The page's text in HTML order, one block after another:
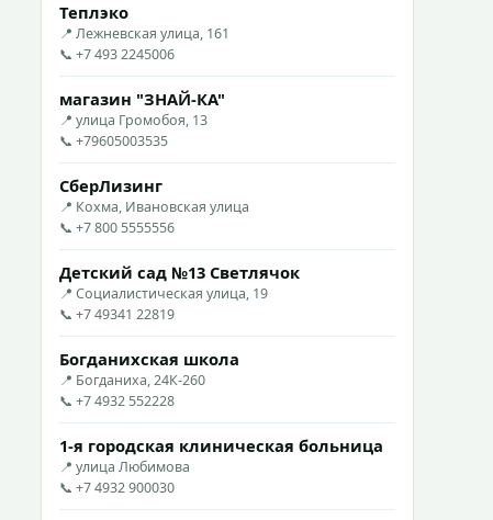
Теплэко
📍 Лежневская улица, 161
📞 +7 493 2245006
магазин "ЗНАЙ-КА"
📍 улица Громобоя, 13
📞 +79605003535
СберЛизинг
📍 Кохма, Ивановская улица
📞 +7 800 5555556
Детский сад №13 Светлячок
📍 Социалистическая улица, 19
📞 +7 49341 22819
Богданихская школа
📍 Богданиха, 24К-260
📞 +7 4932 552228
1-я городская клиническая больница
📍 улица Любимова
📞 +7 4932 900030